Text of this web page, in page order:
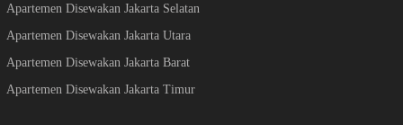
Apartemen Disewakan Jakarta Selatan
Apartemen Disewakan Jakarta Utara
Apartemen Disewakan Jakarta Barat
Apartemen Disewakan Jakarta Timur